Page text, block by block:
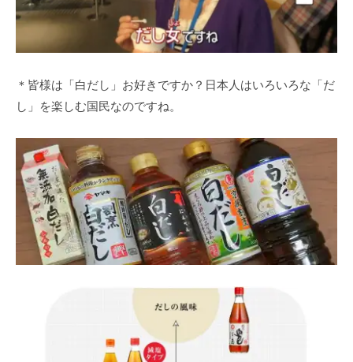
＊皆様は「白だし」お好きですか？日本人はいろいろな「だ
し」を楽しむ国民なのですね。